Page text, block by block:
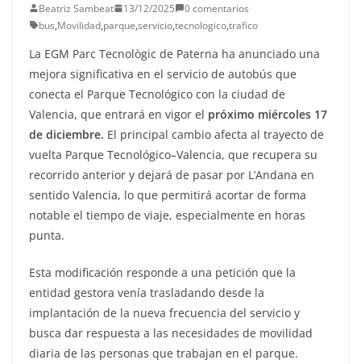
Beatriz Sambeat 13/12/2025
0 comentarios
bus,Movilidad,parque,servicio,tecnologico,trafico
La EGM Parc Tecnològic de Paterna ha anunciado una
mejora significativa en el servicio de autobús que
conecta el Parque Tecnológico con la ciudad de
Valencia, que entrará en vigor el próximo miércoles 17
de diciembre. El principal cambio afecta al trayecto de
vuelta Parque Tecnológico–Valencia, que recupera su
recorrido anterior y dejará de pasar por L’Andana en
sentido Valencia, lo que permitirá acortar de forma
notable el tiempo de viaje, especialmente en horas
punta.
Esta modificación responde a una petición que la
entidad gestora venía trasladando desde la
implantación de la nueva frecuencia del servicio y
busca dar respuesta a las necesidades de movilidad
diaria de las personas que trabajan en el parque.